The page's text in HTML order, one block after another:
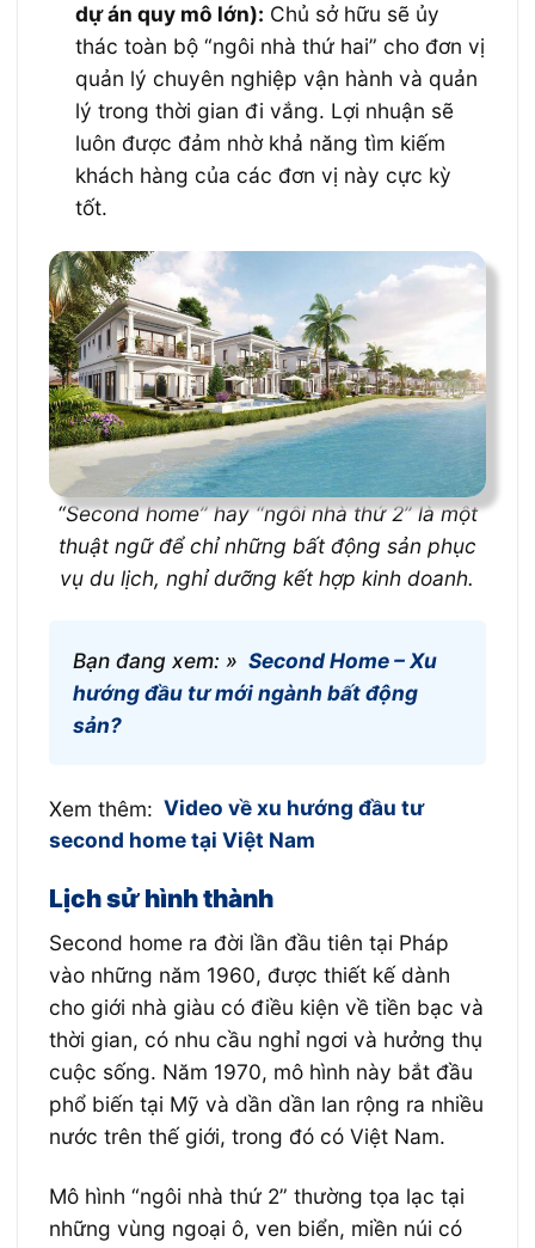
dự án quy mô lớn): Chủ sở hữu sẽ ủy
thác toàn bộ “ngôi nhà thứ hai” cho đơn vị
quản lý chuyên nghiệp vận hành và quản
lý trong thời gian đi vắng. Lợi nhuận sẽ
luôn được đảm nhờ khả năng tìm kiếm
khách hàng của các đơn vị này cực kỳ
tốt.
“Second home” hay “ngôi nhà thứ 2” là một
thuật ngữ để chỉ những bất động sản phục
vụ du lịch, nghỉ dưỡng kết hợp kinh doanh.
Bạn đang xem: » Second Home – Xu
hướng đầu tư mới ngành bất động
sản?
Xem thêm: Video về xu hướng đầu tư
second home tại Việt Nam
Lịch sử hình thành
Second home ra đời lần đầu tiên tại Pháp
vào những năm 1960, được thiết kế dành
cho giới nhà giàu có điều kiện về tiền bạc và
thời gian, có nhu cầu nghỉ ngơi và hưởng thụ
cuộc sống. Năm 1970, mô hình này bắt đầu
phổ biến tại Mỹ và dần dần lan rộng ra nhiều
nước trên thế giới, trong đó có Việt Nam.
Mô hình “ngôi nhà thứ 2” thường tọa lạc tại
những vùng ngoại ô, ven biển, miền núi có